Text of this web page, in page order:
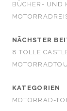
BÜCHER- UND
NÄCHSTER
8 TOLLE
KATEGORIEN
MOTORRAD-